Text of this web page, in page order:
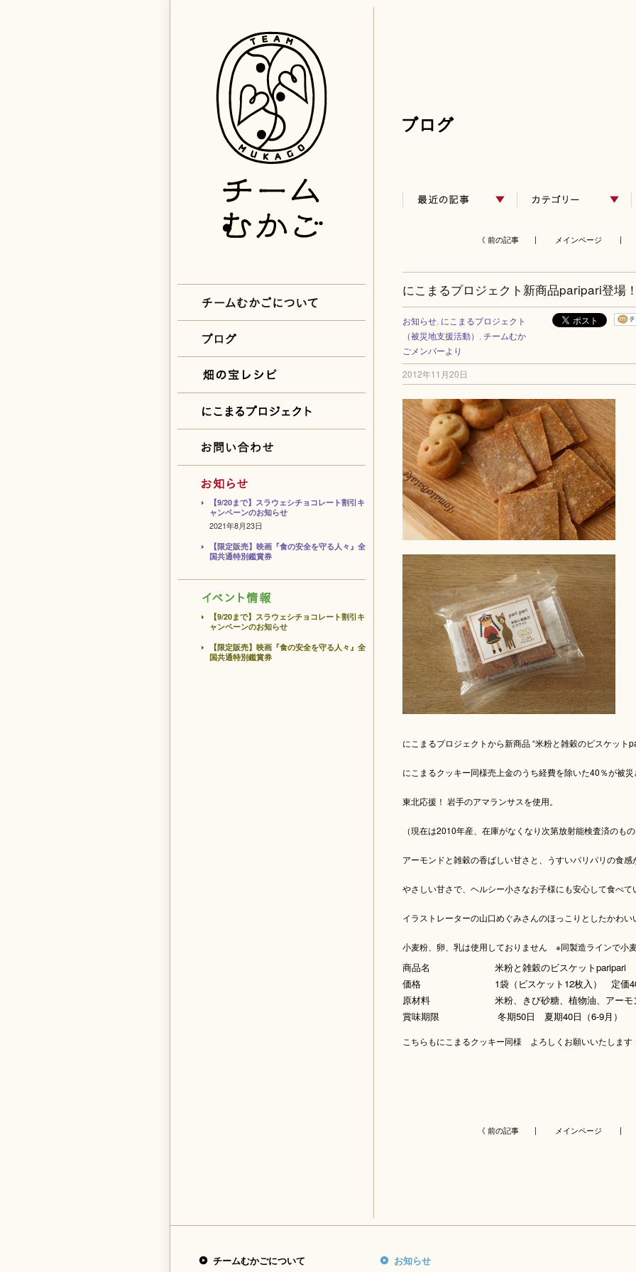
《 前の記事 | メインページ |
にこまるプロジェクト新商品paripari登場！
お知らせ, にこまるプロジェクト
（被災地支援活動）
チームむか
ごメンバーより
2012年11月20日
にこまるプロジェクトから新商品 “米粉と雑穀のビスケット
にこまるクッキー同様売上金のうち経費を除いた40％が被災
東北応援！ 岩手のアマランサスを使用。
（現在は2010年産、在庫がなくなり次第放射能検査済のもの
アーモンドと雑穀の香ばしい甘さと、うすいパリパリの食感
やさしい甘さで、ヘルシー小さなお子様にも安心して食べて
イラストレーターの山口めぐみさんのほっこりとしたかわい
小麦粉、卵、乳は使用しておりません ※同製造ラインで小
商品名 米粉と雑穀のビスケットparipari
価格 1袋（ビスケット12枚入） 定価
原材料 米粉、きび砂糖、植物油、アーモン
賞味期限 冬期50日 夏期40日（6-9月）
こちらもにこまるクッキー同様 よろしくお願いいたします
《 前の記事 | メインページ |
【9/20まで】スラウェシチョコレート割引キ
ャンペーンのお知らせ
2021年8月23日
【限定販売】映画『食の安全を守る人々』全
国共通特別鑑賞券
【9/20まで】スラウェシチョコレート割引キ
ャンペーンのお知らせ
【限定販売】映画『食の安全を守る人々』全
国共通特別鑑賞券
チームむかごについて お知らせ